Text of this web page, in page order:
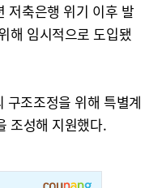
저축은행 위기 이후 발
해 임시적으로 도입됐
구조조정을 위해 특별계
조성해 지원했다.